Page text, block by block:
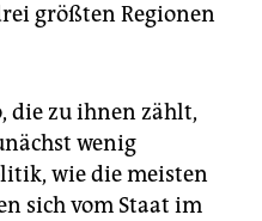
größten Regionen
die zu ihnen zählt,
wenig
wie die meisten
sich vom Staat im